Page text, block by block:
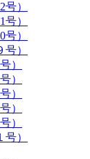
）
）
）
）
）
）
）
）
）
）